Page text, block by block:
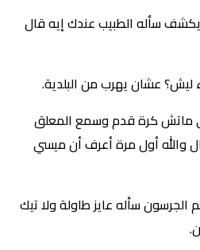
سأله الطبيب عندك إيه قال
عشان يهرب من البلدية.
ماتش كرة قدم وسمع المعلق
والله أول مرة أعرف أن ميسي
سأله عايز طاولة ولا تيك